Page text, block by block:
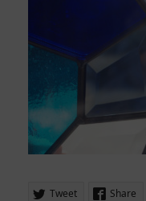
Tweet Share